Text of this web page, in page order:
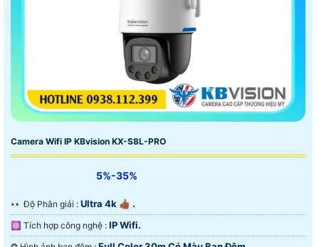
Camera Wifi IP KBvision KX-S8L-PRO
5%-35%
️👀 Độ Phân giải : Ultra 4k 👍🏾 .
⚛️ Tích hợp công nghệ : IP Wifi.